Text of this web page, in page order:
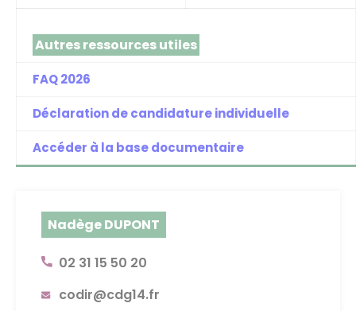
Autres ressources utiles
FAQ 2026
Déclaration de candidature individuelle
Accéder à la base documentaire
Nadège DUPONT
02 31 15 50 20
codir@cdg14.fr